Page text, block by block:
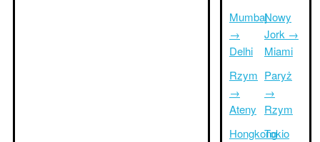
Mumbaj
→
Delhi
Rzym
→
Ateny
Hongkong
Nowy
Jork →
Miami
Paryż
→
Rzym
Tokio